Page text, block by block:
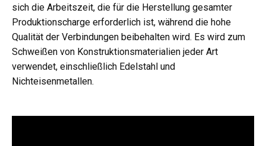
sich die Arbeitszeit, die für die Herstellung gesamter
Produktionscharge erforderlich ist, während die hohe
Qualität der Verbindungen beibehalten wird. Es wird zum
Schweißen von Konstruktionsmaterialien jeder Art
verwendet, einschließlich Edelstahl und
Nichteisenmetallen.